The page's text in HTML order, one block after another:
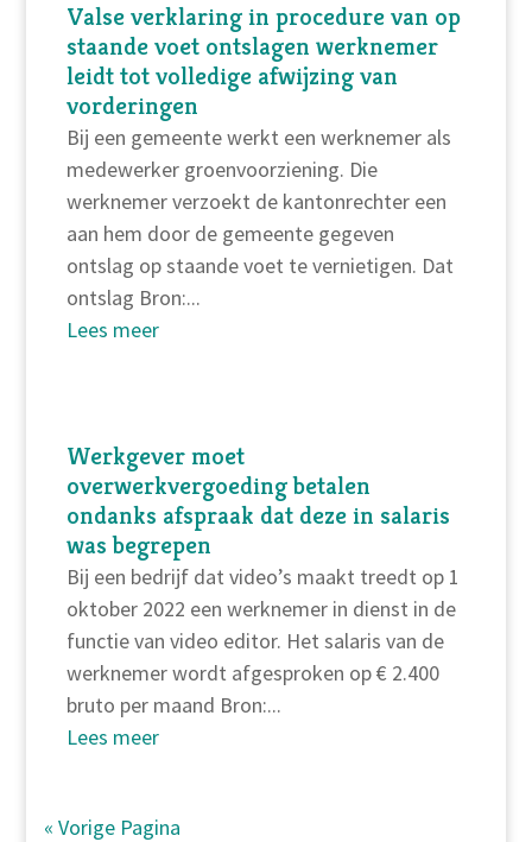
Valse verklaring in procedure van op
staande voet ontslagen werknemer
leidt tot volledige afwijzing van
vorderingen
Bij een gemeente werkt een werknemer als
medewerker groenvoorziening. Die
werknemer verzoekt de kantonrechter een
aan hem door de gemeente gegeven
ontslag op staande voet te vernietigen. Dat
ontslag Bron:...
Lees meer
Werkgever moet
overwerkvergoeding betalen
ondanks afspraak dat deze in salaris
was begrepen
Bij een bedrijf dat video’s maakt treedt op 1
oktober 2022 een werknemer in dienst in de
functie van video editor. Het salaris van de
werknemer wordt afgesproken op € 2.400
bruto per maand Bron:...
Lees meer
« Vorige Pagina